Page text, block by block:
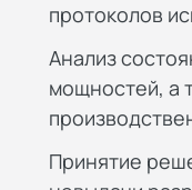
протоколов
Анализ
мощностей, а
Принятие